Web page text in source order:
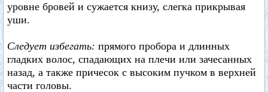
уровне бровей и сужается книзу, слегка прикрывая
уши.
Следует избегать: прямого пробора и длинных
гладких волос, спадающих на плечи или зачесанных
назад, а также причесок с высоким пучком в верхней
части головы.